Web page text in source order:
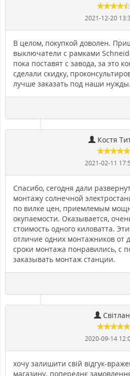
2021-12-20
В целом, покупкой доволен.
выключатели с рамками
пока поставят с завода, за это
сделали скидку,
лучше заказать под наши нужды.
Костя
2021-02-11
Спасибо, сегодня дали
монтажу солнечной
по вилке цен, приемлемым
окупаемости. Оказывается,
стоимость одного киловатта.
отличие одних монтажников от
сроки монтажа понравились, с
заказывать монтаж станции.
2020-09-14
хочу залишити свій відгук-
магазину. попереднє